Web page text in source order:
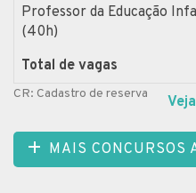
Professor da Educação
(40h)
Total de vagas
CR: Cadastro de reserva
MAIS CONCURSOS